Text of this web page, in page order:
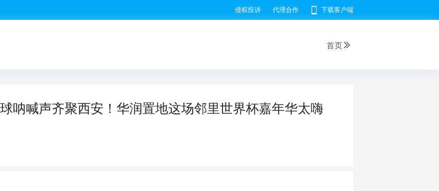
侵权投诉 代理合作 下载客户端
首页
呐喊声齐聚西安！华润置地这场邻里世界杯嘉年华太嗨